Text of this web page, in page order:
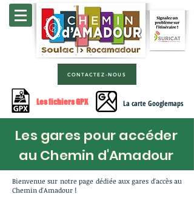
CONTACTEZ-NOUS
Les fichiers GPX La carte Googlemaps
Les gares pour accéder
au Chemin d'Amadour
Bienvenue sur notre page dédiée aux gares d'accès au
Chemin d'Amadour !